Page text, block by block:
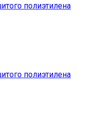
полиэтилена
полиэтилена